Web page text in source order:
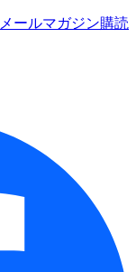
メールマガジン購読